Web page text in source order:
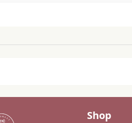
Shop